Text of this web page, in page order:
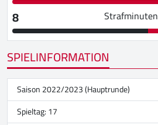
8
Strafminuten
SPIELINFORMATION
Saison 2022/2023 (Hauptrunde)
Spieltag: 17